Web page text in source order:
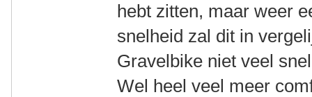
hebt zitten, maar weer
snelheid zal dit in
Gravelbike niet veel
Wel heel veel meer